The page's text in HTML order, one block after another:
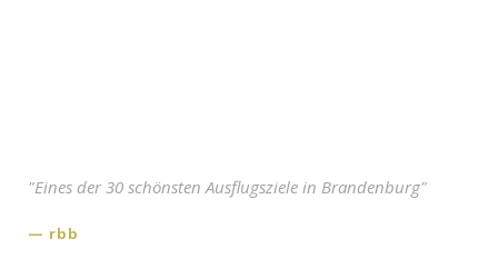
"Eines der 30 schönsten Ausflugsziele in Brandenburg"
rbb